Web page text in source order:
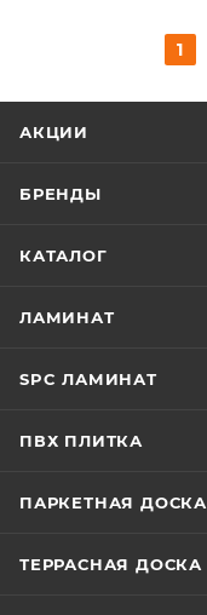
1
АКЦИИ
БРЕНДЫ
КАТАЛОГ
ЛАМИНАТ
SPC ЛАМИНАТ
ПВХ ПЛИТКА
ПАРКЕТНАЯ ДОСКА
ТЕРРАСНАЯ ДОСКА